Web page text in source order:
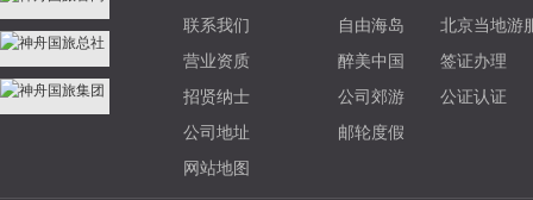
联系我们
营业资质
招贤纳士
公司地址
网站地图
自由海岛
北京当地游
醉美中国
签证办理
公司郊游
公证认证
邮轮度假